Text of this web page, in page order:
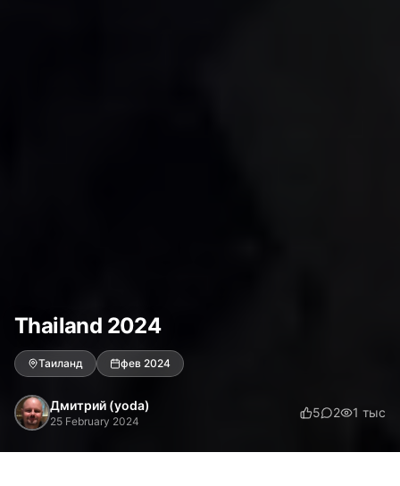
Thailand 2024
Таиланд фев 2024
Дмитрий (yoda)
25 February 2024
5 2 1 тыс